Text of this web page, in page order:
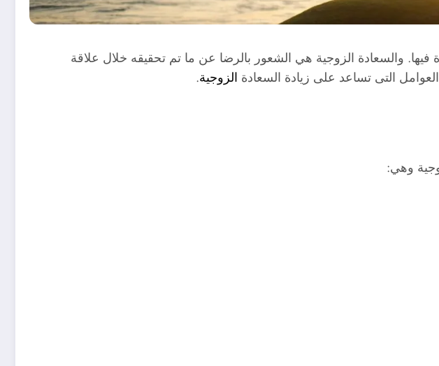
فيها. والسعادة الزوجية هي الشعور بالرضا عن ما تم تحقيقه خلال علاقة
التى تساعد على زيادة السعادة الزوجية.
وهي: